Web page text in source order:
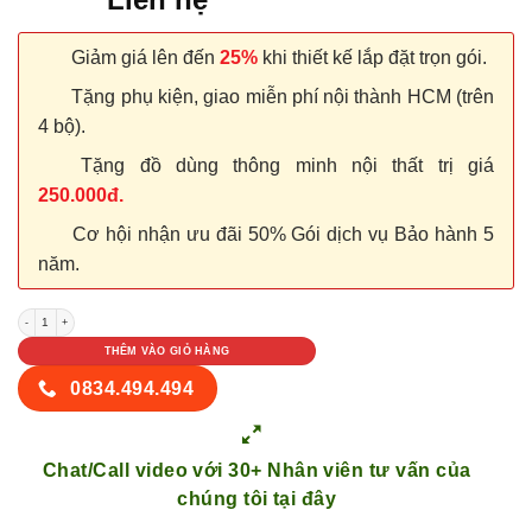
Giảm giá lên đến 25% khi thiết kế lắp đặt trọn gói.
Tặng phụ kiện, giao miễn phí nội thành HCM (trên
4 bộ).
Tặng đồ dùng thông minh nội thất trị giá
250.000đ.
Cơ hội nhận ưu đãi 50% Gói dịch vụ Bảo hành 5
năm.
CỬA NHỰA ABS HÀN QUỐC KOS 116-K1129 (9) số lượng
THÊM VÀO GIỎ HÀNG
0834.494.494
Chat/Call video với 30+ Nhân viên tư vấn của
chúng tôi tại đây